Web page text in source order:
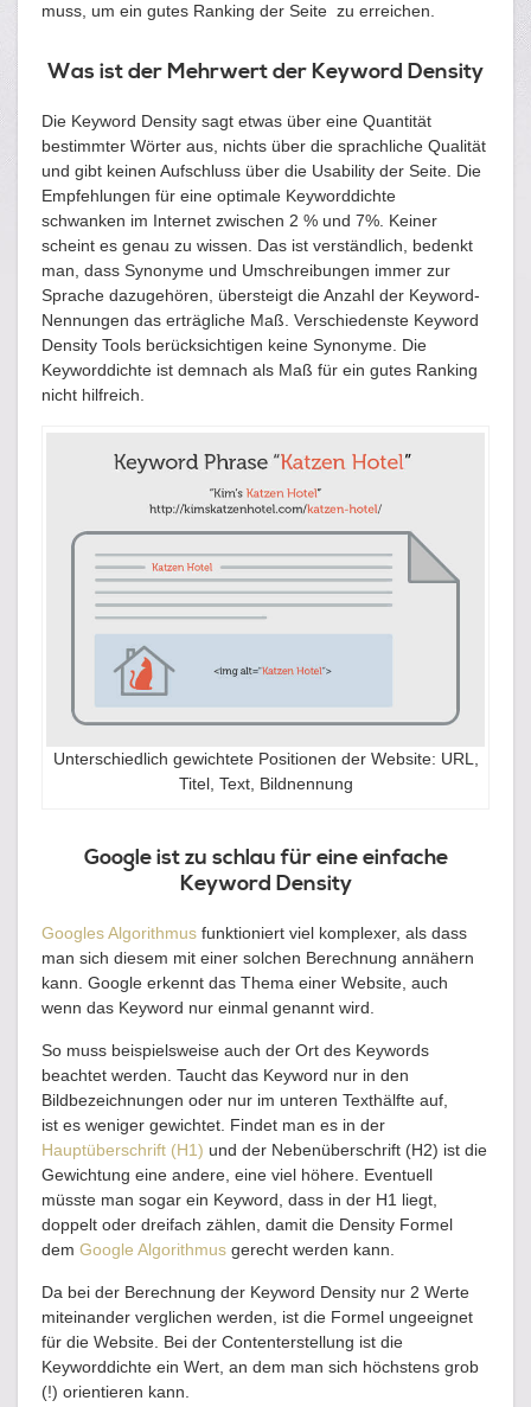
muss, um ein gutes Ranking der Seite zu erreichen.
Was ist der Mehrwert der Keyword Density
Die Keyword Density sagt etwas über eine Quantität
bestimmter Wörter aus, nichts über die sprachliche Qualität
und gibt keinen Aufschluss über die Usability der Seite. Die
Empfehlungen für eine optimale Keyworddichte
schwanken im Internet zwischen 2 % und 7%. Keiner
scheint es genau zu wissen. Das ist verständlich, bedenkt
man, dass Synonyme und Umschreibungen immer zur
Sprache dazugehören, übersteigt die Anzahl der Keyword-
Nennungen das erträgliche Maß. Verschiedenste Keyword
Density Tools berücksichtigen keine Synonyme. Die
Keyworddichte ist demnach als Maß für ein gutes Ranking
nicht hilfreich.
Unterschiedlich gewichtete Positionen der Website: URL,
Titel, Text, Bildnennung
Google ist zu schlau für eine einfache
Keyword Density
Googles Algorithmus funktioniert viel komplexer, als dass
man sich diesem mit einer solchen Berechnung annähern
kann. Google erkennt das Thema einer Website, auch
wenn das Keyword nur einmal genannt wird.
So muss beispielsweise auch der Ort des Keywords
beachtet werden. Taucht das Keyword nur in den
Bildbezeichnungen oder nur im unteren Texthälfte auf,
ist es weniger gewichtet. Findet man es in der
Hauptüberschrift (H1) und der Nebenüberschrift (H2) ist die
Gewichtung eine andere, eine viel höhere. Eventuell
müsste man sogar ein Keyword, dass in der H1 liegt,
doppelt oder dreifach zählen, damit die Density Formel
dem Google Algorithmus gerecht werden kann.
Da bei der Berechnung der Keyword Density nur 2 Werte
miteinander verglichen werden, ist die Formel ungeeignet
für die Website. Bei der Contenterstellung ist die
Keyworddichte ein Wert, an dem man sich höchstens grob
(!) orientieren kann.